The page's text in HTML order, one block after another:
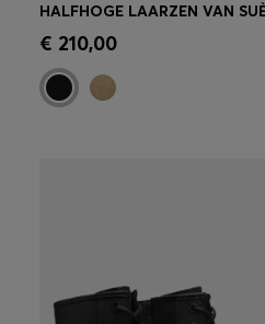
Snel shoppen
€ 210,00